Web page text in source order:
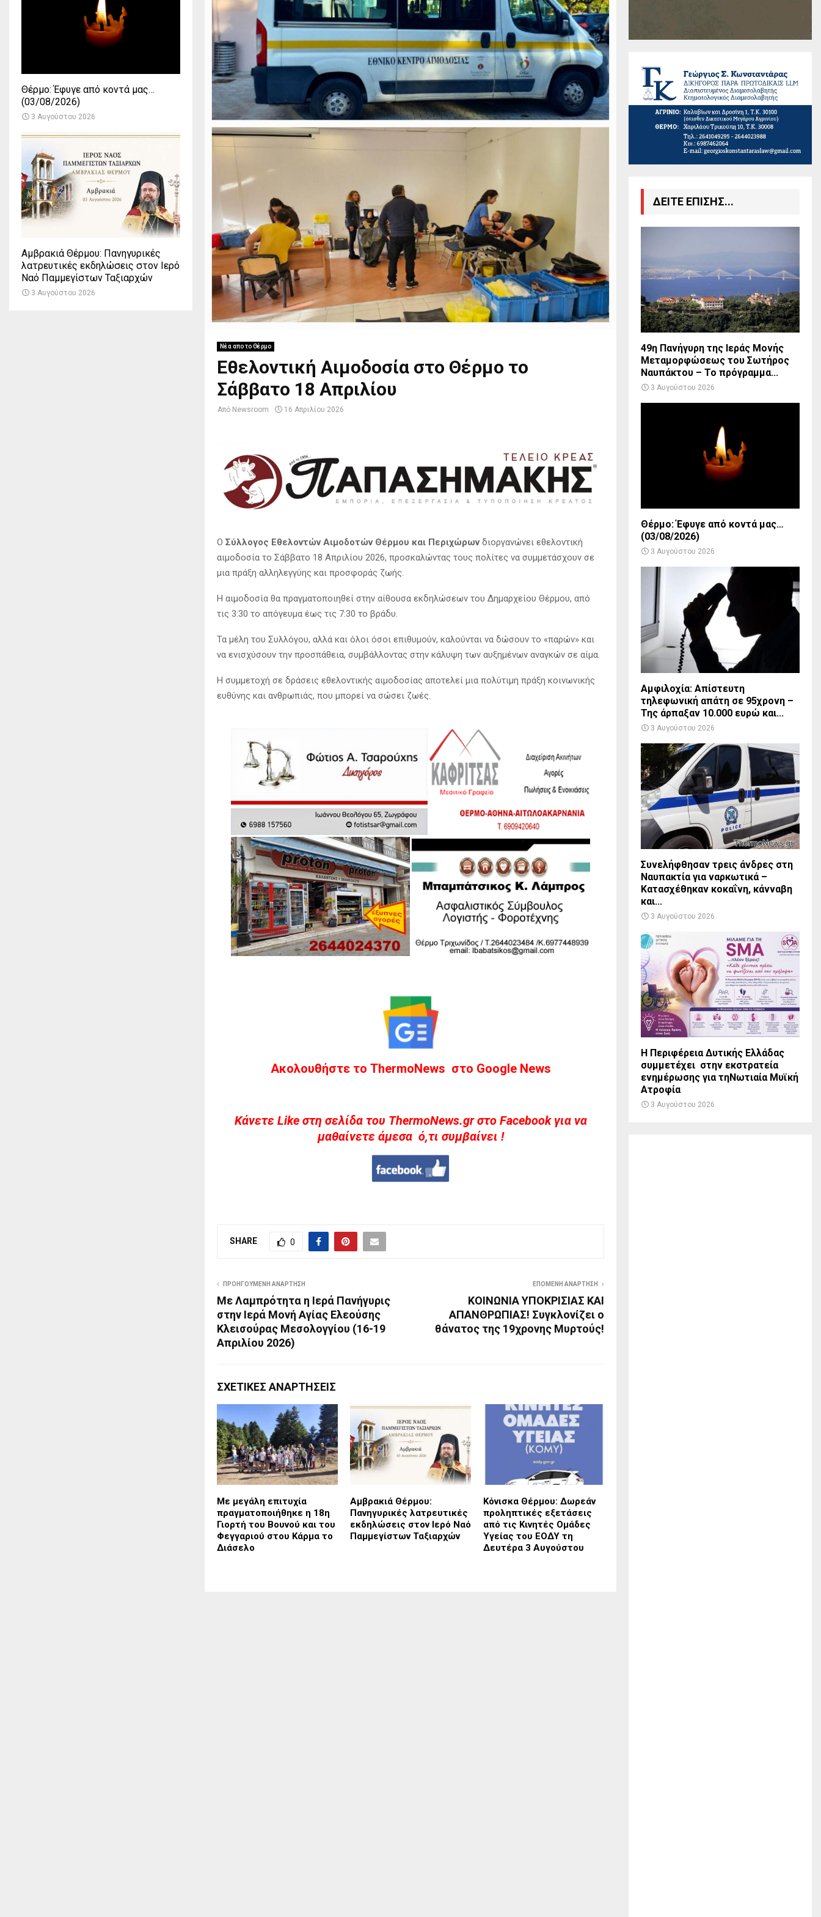
Νέα απο το Θέρμο
Εθελοντική Αιμοδοσία στο Θέρμο το
Σάββατο 18 Απριλίου
Από Newsroom 16 Απριλίου 2026
Ο Σύλλογος Εθελοντών Αιμοδοτών Θέρμου και Περιχώρωνδιοργανώνει εθελοντική
αιμοδοσία το Σάββατο 18 Απριλίου 2026, προσκαλώντας τους πολίτες να συμμετάσχουν σε
μια πράξη αλληλεγγύης και προσφοράς ζωής.
Η αιμοδοσία θα πραγματοποιηθεί στην αίθουσα εκδηλώσεων του Δημαρχείου Θέρμου, από
τις 3:30 το απόγευμα έως τις 7:30 το βράδυ.
Τα μέλη του Συλλόγου, αλλά και όλοι όσοι επιθυμούν, καλούνται να δώσουν το «παρών» και
να ενισχύσουν την προσπάθεια, συμβάλλοντας στην κάλυψη των αυξημένων αναγκών σε αίμα.
Η συμμετοχή σε δράσεις εθελοντικής αιμοδοσίας αποτελεί μια πολύτιμη πράξη κοινωνικής
ευθύνης και ανθρωπιάς, που μπορεί να σώσει ζωές.
Ακολουθήστε το ThermoNews στο Google News
Kάνετε Like στη σελίδα του ThermoNews.gr στο Facebook για να
μαθαίνετε άμεσα ό,τι συμβαίνει !
SHARE 0
ΠΡΟΗΓΟΎΜΕΝΗ ΑΝΆΡΤΗΣΗ
Με Λαμπρότητα η Ιερά Πανήγυρις
στην Ιερά Μονή Αγίας Ελεούσης
Κλεισούρας Μεσολογγίου (16-19
Απριλίου 2026)
ΕΠΌΜΕΝΗ ΑΝΆΡΤΗΣΗ
ΚΟΙΝΩΝΙΑ ΥΠΟΚΡΙΣΙΑΣ ΚΑΙ
ΑΠΑΝΘΡΩΠΙΑΣ! Συγκλονίζει ο
θάνατος της 19χρονης Μυρτούς!
ΣΧΕΤΙΚΈΣ ΑΝΑΡΤΉΣΕΙΣ
Με μεγάλη επιτυχία
πραγματοποιήθηκε η 18η
Γιορτή του Βουνού και του
Φεγγαριού στου Κάρμα το
Διάσελο
Αμβρακιά Θέρμου:
Πανηγυρικές λατρευτικές
εκδηλώσεις στον Ιερό Ναό
Παμμεγίστων Ταξιαρχών
Κόνισκα Θέρμου: Δωρεάν
προληπτικές εξετάσεις
από τις Κινητές Ομάδες
Υγείας του ΕΟΔΥ τη
Δευτέρα 3 Αυγούστου
Θέρμο: Έφυγε από κοντά μας…
(03/08/2026)
3 Αυγούστου 2026
Αμβρακιά Θέρμου: Πανηγυρικές
λατρευτικές εκδηλώσεις στον Ιερό
Ναό Παμμεγίστων Ταξιαρχών
3 Αυγούστου 2026
ΔΕΙΤΕ ΕΠΙΣΗΣ...
49η Πανήγυρη της Ιεράς Μονής
Μεταμορφώσεως του Σωτήρος
Ναυπάκτου – Το πρόγραμμα...
3 Αυγούστου 2026
Θέρμο: Έφυγε από κοντά μας…
(03/08/2026)
3 Αυγούστου 2026
Αμφιλοχία: Απίστευτη
τηλεφωνική απάτη σε 95χρονη –
Της άρπαξαν 10.000 ευρώ και...
3 Αυγούστου 2026
Συνελήφθησαν τρεις άνδρες στη
Ναυπακτία για ναρκωτικά –
Κατασχέθηκαν κοκαΐνη, κάνναβη
και...
3 Αυγούστου 2026
Η Περιφέρεια Δυτικής Ελλάδας
συμμετέχει στην εκστρατεία
ενημέρωσης για τηΝωτιαία Μυϊκή
Ατροφία
3 Αυγούστου 2026